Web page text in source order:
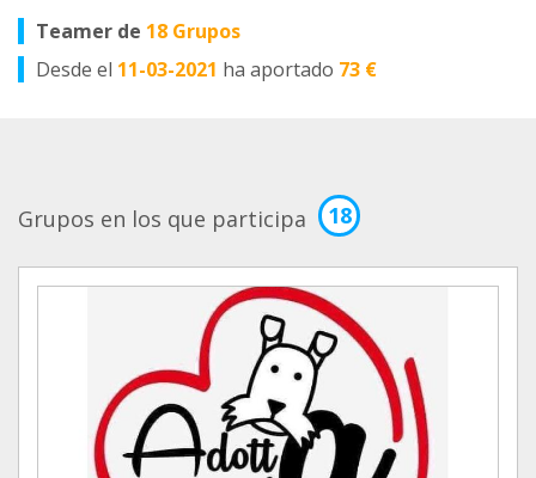
Teamer de 18 Grupos
Desde el 11-03-2021 ha aportado 73 €
Grupos en los que participa 18